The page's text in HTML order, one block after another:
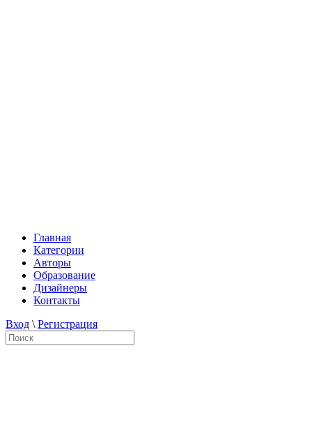
Главная
Категории
Авторы
Образование
Дизайнеры
Контакты
Вход \ Регистрация